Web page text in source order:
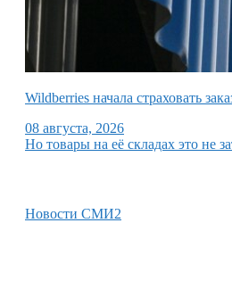
Wildberries начала страховать
08 августа, 2026
Но товары на её складах это не
Новости СМИ2